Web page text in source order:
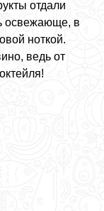
отдали
освежающе, в
ноткой.
ведь от